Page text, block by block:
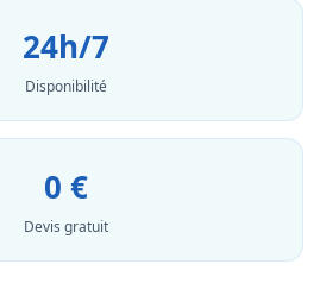
24h/7
Disponibilité
0 €
Devis gratuit